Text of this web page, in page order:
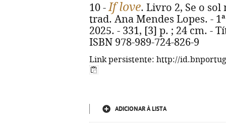
10 -If love. Livro 2, Se o sol
trad. Ana Mendes Lopes. -
2025. - 331, [3] p. ; 24 cm. -
ISBN 978-989-724-826-9
Link persistente: http://
ADICIONAR À LISTA